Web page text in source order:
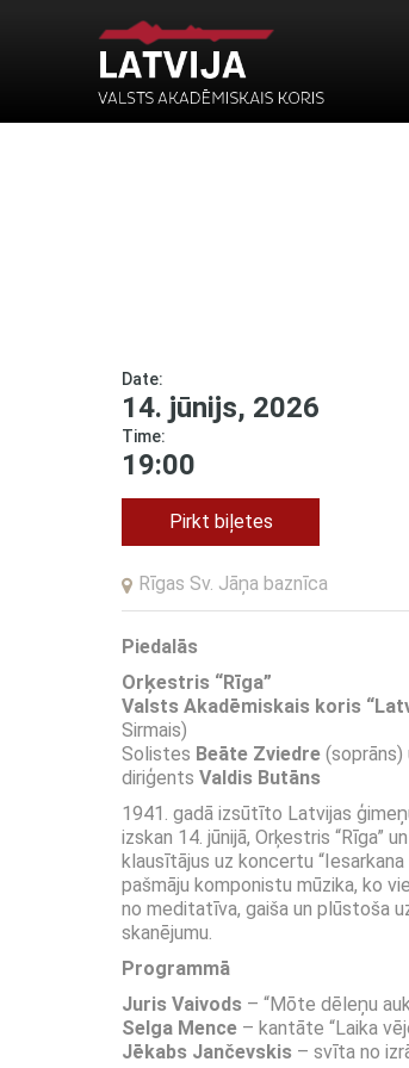
Date:
14. jūnijs, 2026
Time:
19:00
Pirkt biļetes
Rīgas Sv. Jāņa baznīca
Piedalās
Orķestris “Rīga”
Valsts Akadēmiskais koris
Sirmais)
Solistes Beāte Zviedre (soprāns)
diriģents Valdis Butāns
1941. gadā izsūtīto Latvijas
izskan 14. jūnijā, Orķestris “Rīga”
klausītājus uz koncertu
pašmāju komponistu mūzika, ko
no meditatīva, gaiša un plūstoša
skanējumu.
Programmā
Juris Vaivods – “Mōte dēleņu
Selga Mence – kantāte “Laika
Jēkabs Jančevskis – svīta no